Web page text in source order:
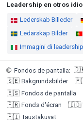
Leadership en otros
Lederskab Billeder
Ledarskap Bilder
Immagini di leadership
🌐 Fondos de pantalla:
🇸🇪 Bakgrundsbilder
🇪🇸 Fondos de pantalla
🇫🇷 Fonds d'écran 🇮🇩
🇫🇮 Taustakuvat